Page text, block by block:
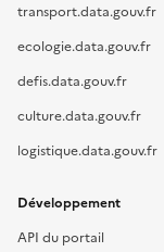
transport.data.gouv.fr
ecologie.data.gouv.fr
defis.data.gouv.fr
culture.data.gouv.fr
logistique.data.gouv.fr
Développement
API du portail